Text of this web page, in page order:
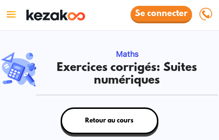
Se connecter
Maths
Exercices corrigés: Suites
numériques
Retour au cours